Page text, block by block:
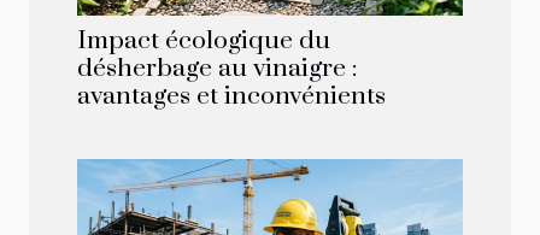
Impact écologique du
désherbage au vinaigre :
avantages et inconvénients